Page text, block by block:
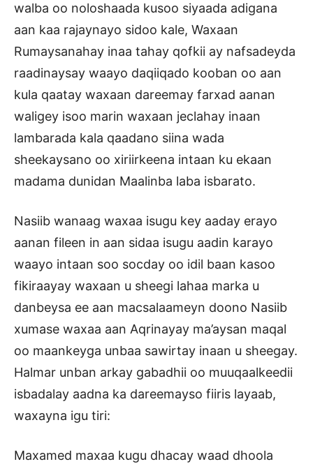
walba oo noloshaada kusoo siyaada adigana
aan kaa rajaynayo sidoo kale, Waxaan
Rumaysanahay inaa tahay qofkii ay nafsadeyda
raadinaysay waayo daqiiqado kooban oo aan
kula qaatay waxaan dareemay farxad aanan
waligey isoo marin waxaan jeclahay inaan
lambarada kala qaadano siina wada
sheekaysano oo xiriirkeena intaan ku ekaan
madama dunidan Maalinba laba isbarato.
Nasiib wanaag waxaa isugu key aaday erayo
aanan fileen in aan sidaa isugu aadin karayo
waayo intaan soo socday oo idil baan kasoo
fikiraayay waxaan u sheegi lahaa marka u
danbeysa ee aan macsalaameyn doono Nasiib
xumase waxaa aan Aqrinayay ma’aysan maqal
oo maankeyga unbaa sawirtay inaan u sheegay.
Halmar unban arkay gabadhii oo muuqaalkeedii
isbadalay aadna ka dareemayso fiiris layaab,
waxayna igu tiri:
Maxamed maxaa kugu dhacay waad dhoola